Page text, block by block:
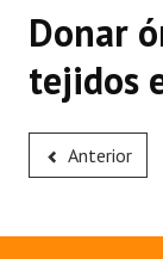
Donar
tejidos
Anterior